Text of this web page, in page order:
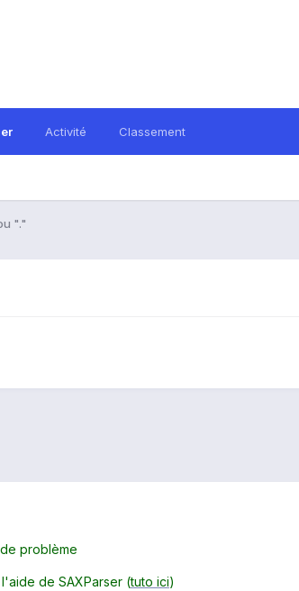
Activité Classement
"."
problème
de SAXParser (tuto ici)